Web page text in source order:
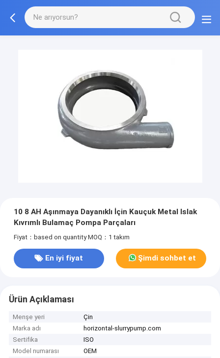
10 8 AH Aşınmaya Dayanıklı İçin Kauçuk Metal Islak
Kıvrımlı Bulamaç Pompa Parçaları
Fiyat：based on quantity MOQ：1 takım
En iyi fiyat Şimdi sohbet et
Ürün Açıklaması
Menşe yeri
Çin
Marka adı
horizontal-slurrypump.com
Sertifika
ISO
Model numarası
OEM